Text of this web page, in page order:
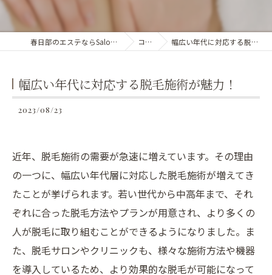
春日部のエステならSalon de gypsophile コラム 幅広い年代に対応する脱毛施術が魅力！
幅広い年代に対応する脱毛施術が魅力！
2023/08/23
近年、脱毛施術の需要が急速に増えています。その理由
の一つに、幅広い年代層に対応した脱毛施術が増えてき
たことが挙げられます。若い世代から中高年まで、それ
ぞれに合った脱毛方法やプランが用意され、より多くの
人が脱毛に取り組むことができるようになりました。ま
た、脱毛サロンやクリニックも、様々な施術方法や機器
を導入しているため、より効果的な脱毛が可能になって